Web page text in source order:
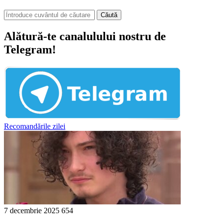
Căută
Alătură-te canalulului nostru de
Telegram!
Recomandările zilei
7 decembrie 2025 654